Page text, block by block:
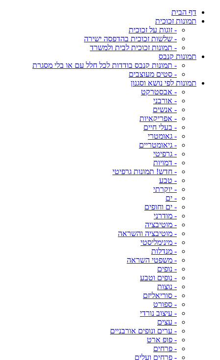
דף הבית
תמונות זכוכית
- זוגות על זכוכית
- שלשות זכוכית בהדפסה ישירה
- תמונות זכוכית לבית ולמשרד
תמונות קנבס
- תמונות קנבס בודדות לכל חלל עם או בלי מסגרת
- סטים מעוצבים
תמונות לפי נושא וסגנון
- אבסטרקט
- אורבני
- אנשים
- אפריקאיות
- בעלי חיים
- גאומטרי
- גיאומטריים
- גרפיטי
- דמויות
- חדש! תמונות גרפיטי
- טבע
- יוקרתי
- ים
- ים וחופים
- מודרני
- מוטיבציה
- מוטיבציה והשראה
- מינימליסטי
- מנדלות
- משפטי השראה
- נופים
- נופים וטבע
- נוצות
- סוריאליזם
- ספורט
- עיצוב נורדי
- עצים
- ערים ונופים אורבניים
- פופ ארט
- פרחים
- פרחים ועלים